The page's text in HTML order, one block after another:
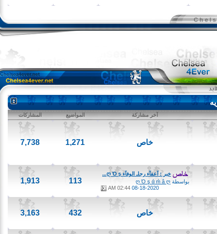
آخر مشاركة المواضيع المشاركات
خاص 1,271
7,738
خبر : آعفآء رجلـ الوفآء ღ Ό ş...
بواسطةღ Ό ş ά ḿ â ღ
08-18-2020
02:44 AM
113
1,913
خاص 432
3,163